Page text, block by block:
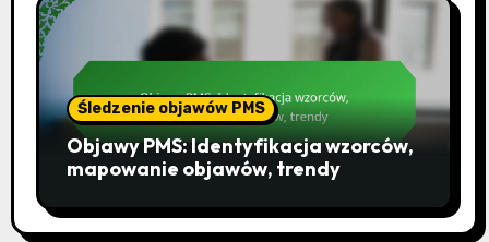
Śledzenie objawów PMS
Objawy PMS: Identyfikacja wzorców,
mapowanie objawów, trendy